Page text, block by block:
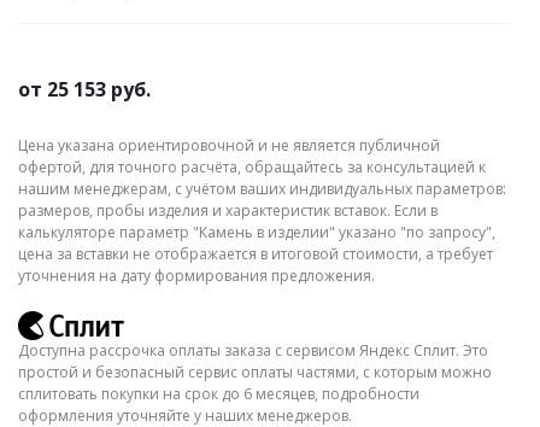
от 25 153 руб.
Цена указана ориентировочной и не является публичной
офертой, для точного расчёта, обращайтесь за консультацией к
нашим менеджерам, с учётом ваших индивидуальных параметров:
размеров, пробы изделия и характеристик вставок. Если в
калькуляторе параметр "Камень в изделии" указано "по запросу",
цена за вставки не отображается в итоговой стоимости, а требует
уточнения на дату формирования предложения.
Доступна рассрочка оплаты заказа с сервисом Яндекс Сплит. Это
простой и безопасный сервис оплаты частями, с которым можно
сплитовать покупки на срок до 6 месяцев, подробности
оформления уточняйте у наших менеджеров.